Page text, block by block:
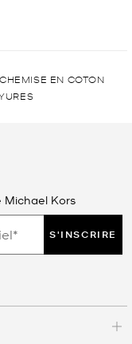
CHEMISE EN COTON
Michael Kors
S'INSCRIRE